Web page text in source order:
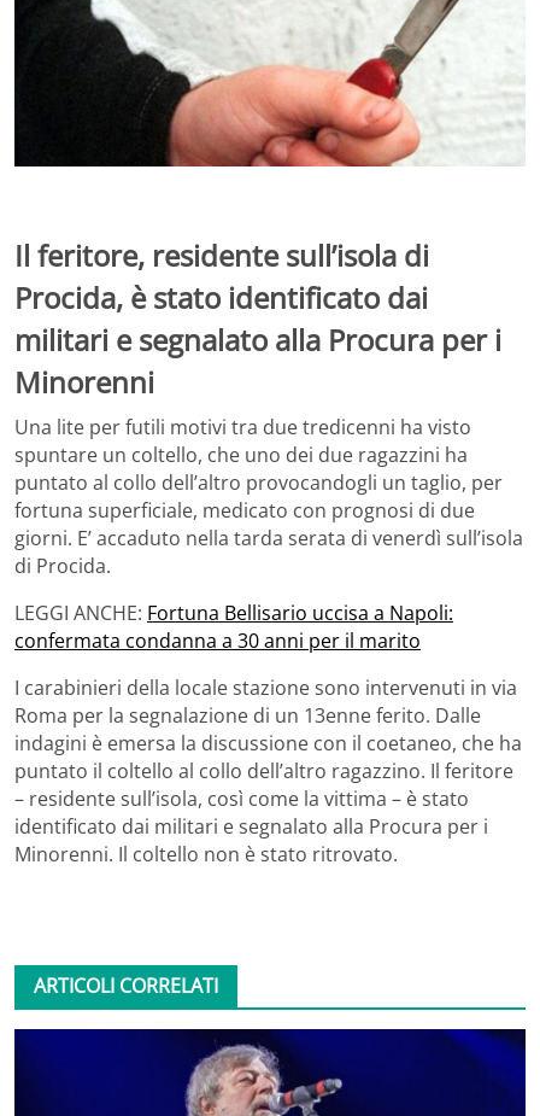
Il feritore, residente sull’isola di
Procida, è stato identificato dai
militari e segnalato alla Procura per i
Minorenni
Una lite per futili motivi tra due tredicenni ha visto
spuntare un coltello, che uno dei due ragazzini ha
puntato al collo dell’altro provocandogli un taglio, per
fortuna superficiale, medicato con prognosi di due
giorni. E’ accaduto nella tarda serata di venerdì sull’isola
di Procida.
LEGGI ANCHE: Fortuna Bellisario uccisa a Napoli:
confermata condanna a 30 anni per il marito
I carabinieri della locale stazione sono intervenuti in via
Roma per la segnalazione di un 13enne ferito. Dalle
indagini è emersa la discussione con il coetaneo, che ha
puntato il coltello al collo dell’altro ragazzino. Il feritore
– residente sull’isola, così come la vittima – è stato
identificato dai militari e segnalato alla Procura per i
Minorenni. Il coltello non è stato ritrovato.
ARTICOLI CORRELATI